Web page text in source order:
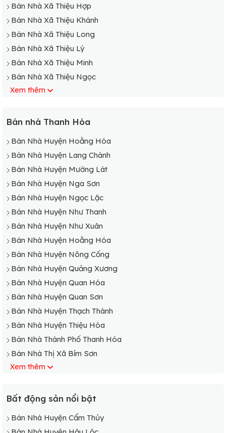
Bán Nhà Xã Thiệu Hợp
Bán Nhà Xã Thiệu Khánh
Bán Nhà Xã Thiệu Long
Bán Nhà Xã Thiệu Lý
Bán Nhà Xã Thiệu Minh
Bán Nhà Xã Thiệu Ngọc
Bán Nhà Xã Thiệu Nguyên
Bán Nhà Xã Thiệu Phúc
Bán Nhà Xã Thiệu Tâm
Bán Nhà Xã Thiệu Tân
Bán Nhà Xã Thiệu Thành
Bán Nhà Xã Thiệu Thịnh
Bán Nhà Xã Thiệu Tiến
Bán Nhà Xã Thiệu Thịnh
Bán Nhà Xã Thiệu Trung
Bán Nhà Xã Thiệu Vân
Bán Nhà Xã Thiệu Vận
Bán Nhà Xã Thiệu Viên
Bán Nhà Xã Thiệu Vũ
Xem thêm
Bán nhà Thanh Hóa
Bán Nhà Huyện Hoằng Hóa
Bán Nhà Huyện Lang Chánh
Bán Nhà Huyện Mường Lát
Bán Nhà Huyện Nga Sơn
Bán Nhà Huyện Ngọc Lặc
Bán Nhà Huyện Như Thanh
Bán Nhà Huyện Như Xuân
Bán Nhà Huyện Hoằng Hóa
Bán Nhà Huyện Nông Cống
Bán Nhà Huyện Quảng Xương
Bán Nhà Huyện Quan Hóa
Bán Nhà Huyện Quan Sơn
Bán Nhà Huyện Thạch Thành
Bán Nhà Huyện Thiệu Hóa
Bán Nhà Thành Phố Thanh Hóa
Bán Nhà Thị Xã Bỉm Sơn
Bán Nhà Thành Phố Sầm Sơn
Bán Nhà Huyện Cẩm Thủy
Bán Nhà Huyện Hà Trung
Xem thêm
Bất động sản nổi bật
Bán Nhà Huyện Cẩm Thủy